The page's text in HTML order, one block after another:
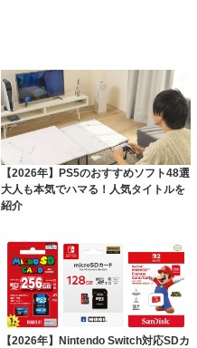
【2026年】PS5のおすすめソフト48選
大人も本気でハマる！人気タイトルを
紹介
【2026年】Nintendo Switch対応SDカ